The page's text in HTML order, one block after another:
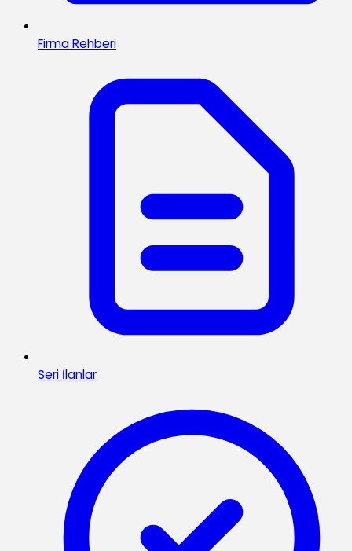
Firma Rehberi
Seri İlanlar